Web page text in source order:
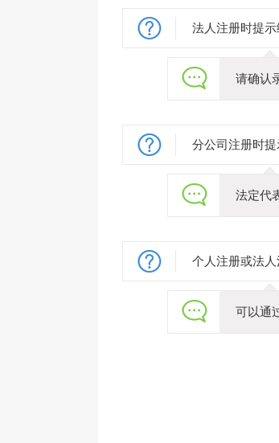
法人注册时提
请确认
分公司注册时
法定代
个人注册或法
可以通